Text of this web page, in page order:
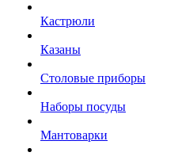
Кастрюли
Казаны
Столовые приборы
Наборы посуды
Мантоварки